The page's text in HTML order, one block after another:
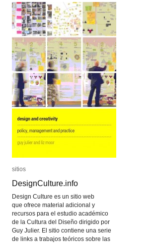
sitios
DesignCulture.info
Design Culture es un sitio web
que ofrece material adicional y
recursos para el estudio académico
de la Cultura del Diseño dirigido por
Guy Julier. El sitio contiene una serie
de links a trabajos teóricos sobre las
sitios
DesignCulture.info